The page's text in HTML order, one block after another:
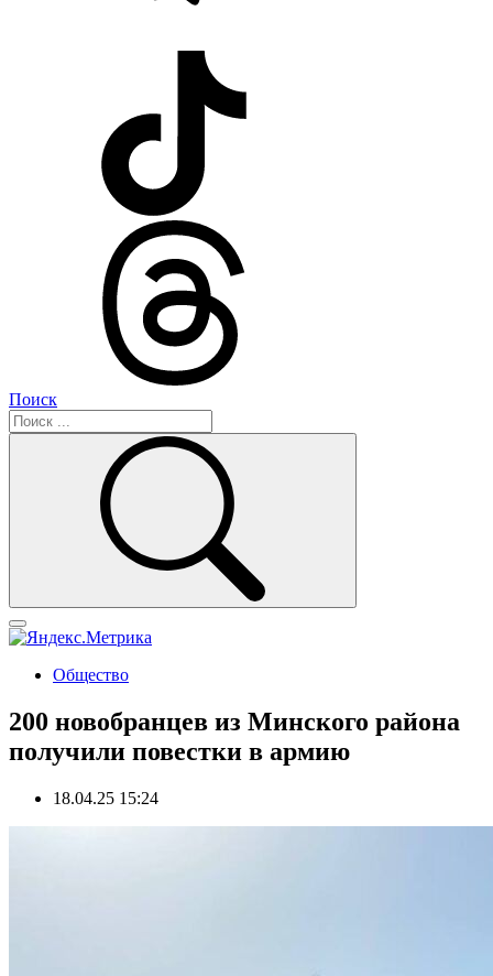
Поиск
Общество
200 новобранцев из Минского района
получили повестки в армию
18.04.25 15:24